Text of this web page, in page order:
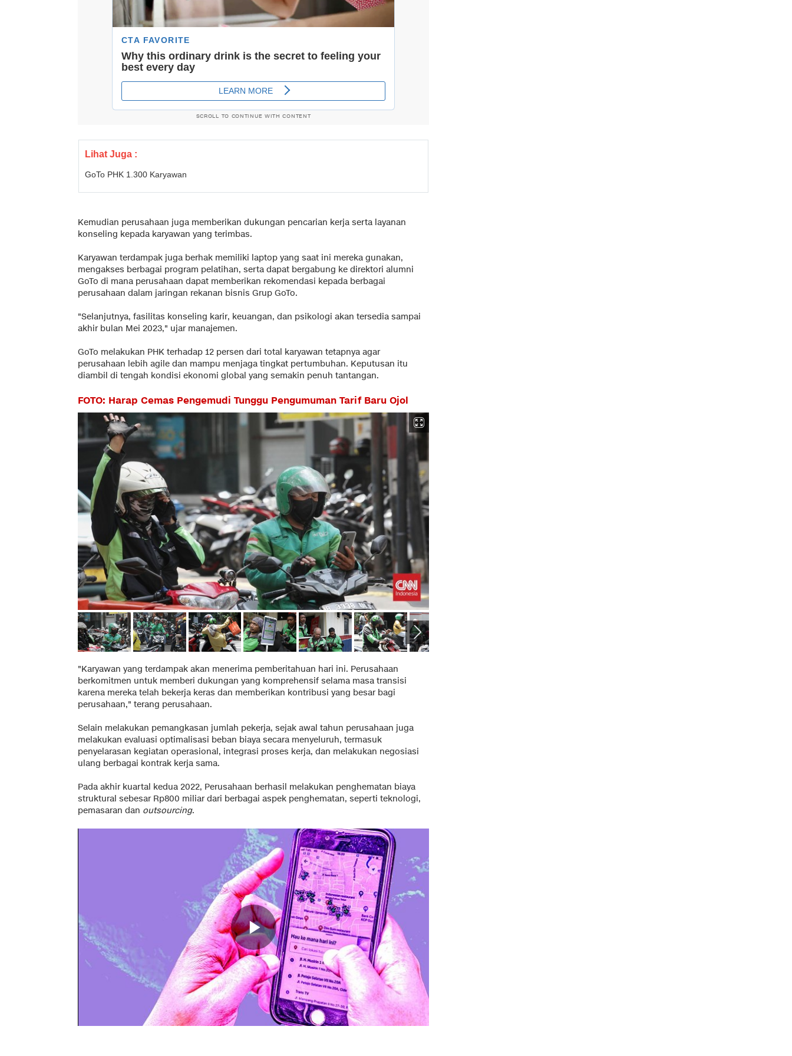
SCROLL TO CONTINUE WITH CONTENT
Lihat Juga :
GoTo PHK 1.300 Karyawan
Kemudian perusahaan juga memberikan dukungan pencarian kerja serta layanan
konseling kepada karyawan yang terimbas.
Karyawan terdampak juga berhak memiliki laptop yang saat ini mereka gunakan,
mengakses berbagai program pelatihan, serta dapat bergabung ke direktori alumni
GoTo di mana perusahaan dapat memberikan rekomendasi kepada berbagai
perusahaan dalam jaringan rekanan bisnis Grup GoTo.
"Selanjutnya, fasilitas konseling karir, keuangan, dan psikologi akan tersedia sampai
akhir bulan Mei 2023," ujar manajemen.
GoTo melakukan PHK terhadap 12 persen dari total karyawan tetapnya agar
perusahaan lebih agile dan mampu menjaga tingkat pertumbuhan. Keputusan itu
diambil di tengah kondisi ekonomi global yang semakin penuh tantangan.
FOTO: Harap Cemas Pengemudi Tunggu Pengumuman Tarif Baru Ojol
"Karyawan yang terdampak akan menerima pemberitahuan hari ini. Perusahaan
berkomitmen untuk memberi dukungan yang komprehensif selama masa transisi
karena mereka telah bekerja keras dan memberikan kontribusi yang besar bagi
perusahaan," terang perusahaan.
Selain melakukan pemangkasan jumlah pekerja, sejak awal tahun perusahaan juga
melakukan evaluasi optimalisasi beban biaya secara menyeluruh, termasuk
penyelarasan kegiatan operasional, integrasi proses kerja, dan melakukan negosiasi
ulang berbagai kontrak kerja sama.
Pada akhir kuartal kedua 2022, Perusahaan berhasil melakukan penghematan biaya
struktural sebesar Rp800 miliar dari berbagai aspek penghematan, seperti teknologi,
pemasaran dan outsourcing.